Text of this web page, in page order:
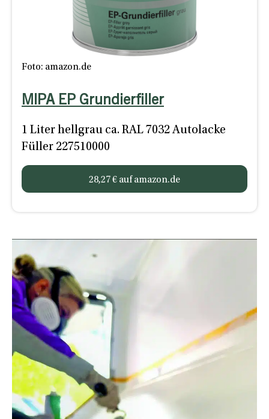
Foto: amazon.de
MIPA EP Grundierfiller
1 Liter hellgrau ca. RAL 7032 Autolacke
Füller 227510000
28,27 € auf amazon.de